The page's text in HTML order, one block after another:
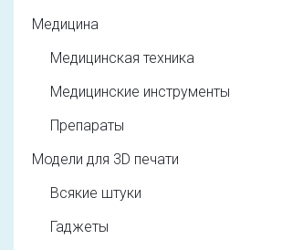
Медицина
Медицинская техника
Медицинские инструменты
Препараты
Модели для 3D печати
Всякие штуки
Гаджеты